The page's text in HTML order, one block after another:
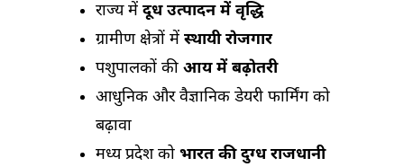
राज्य में दूध उत्पादन में वृद्धि
ग्रामीण क्षेत्रों में स्थायी रोजगार
पशुपालकों की आय में बढ़ोतरी
आधुनिक और वैज्ञानिक डेयरी फार्मिंग को
बढ़ावा
मध्य प्रदेश को भारत की दुग्ध राजधानी